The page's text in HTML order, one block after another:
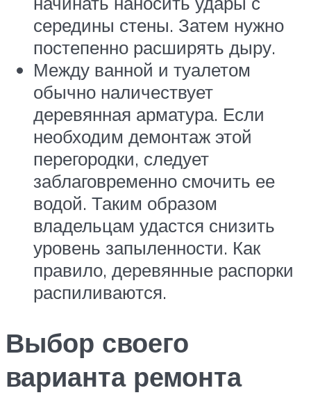
середины стены. Затем нужно
постепенно расширять дыру.
Между ванной и туалетом
обычно наличествует
деревянная арматура. Если
необходим демонтаж этой
перегородки, следует
заблаговременно смочить ее
водой. Таким образом
владельцам удастся снизить
уровень запыленности. Как
правило, деревянные распорки
распиливаются.
Выбор своего
варианта ремонта